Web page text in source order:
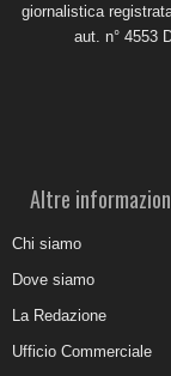
giornalistica
aut. n° 4553
Altre
Chi siamo
Dove siamo
La Redazione
Ufficio Commerciale